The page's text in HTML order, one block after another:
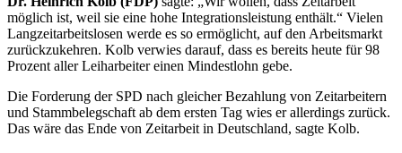
möglich ist, weil sie eine hohe Integrationsleistung enthält.“ Vielen
Langzeitarbeitslosen werde es so ermöglicht, auf den Arbeitsmarkt
zurückzukehren. Kolb verwies darauf, dass es bereits heute für 98
Prozent aller Leiharbeiter einen Mindestlohn gebe.
Die Forderung der SPD nach gleicher Bezahlung von Zeitarbeitern
und Stammbelegschaft ab dem ersten Tag wies er allerdings zurück.
Das wäre das Ende von Zeitarbeit in Deutschland, sagte Kolb.